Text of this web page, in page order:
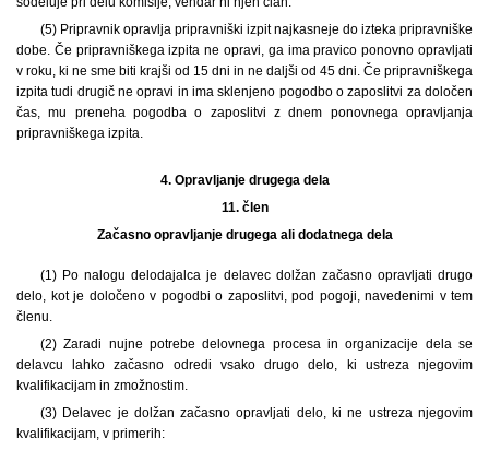
(5) Pripravnik opravlja pripravniški izpit najkasneje do izteka pripravniške
dobe. Če pripravniškega izpita ne opravi, ga ima pravico ponovno opravljati
v roku, ki ne sme biti krajši od 15 dni in ne daljši od 45 dni. Če pripravniškega
izpita tudi drugič ne opravi in ima sklenjeno pogodbo o zaposlitvi za določen
čas, mu preneha pogodba o zaposlitvi z dnem ponovnega opravljanja
pripravniškega izpita.
4. Opravljanje drugega dela
11. člen
Začasno opravljanje drugega ali dodatnega dela
(1) Po nalogu delodajalca je delavec dolžan začasno opravljati drugo
delo, kot je določeno v pogodbi o zaposlitvi, pod pogoji, navedenimi v tem
členu.
(2) Zaradi nujne potrebe delovnega procesa in organizacije dela se
delavcu lahko začasno odredi vsako drugo delo, ki ustreza njegovim
kvalifikacijam in zmožnostim.
(3) Delavec je dolžan začasno opravljati delo, ki ne ustreza njegovim
kvalifikacijam, v primerih: